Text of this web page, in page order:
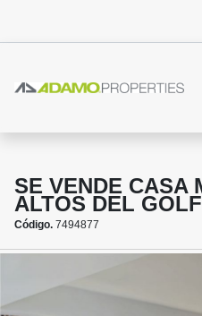
SE VENDE CASA
ALTOS DEL GOLF
Código. 7494877